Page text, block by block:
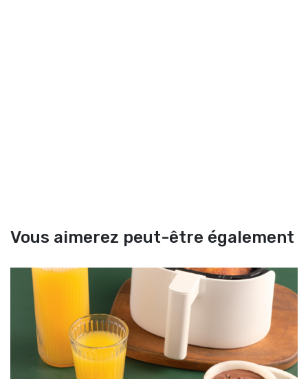
Vous aimerez peut-être également